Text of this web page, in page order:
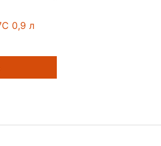
особо устойчивая к мытью
0,9 л